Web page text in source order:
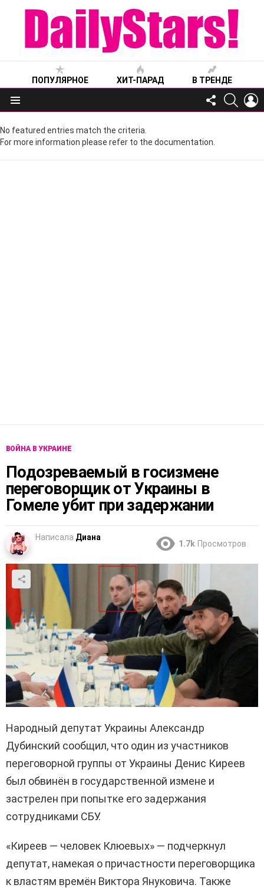
ПОПУЛЯРНОЕ ХИТ-ПАРАД В ТРЕНДЕ
Меню
FOLLOW
US
No featured entries match the criteria.
For more information please refer to the documentation.
ВОЙНА В УКРАИНЕ
Подозреваемый в госизмене
переговорщик от Украины в
Гомеле убит при задержании
Написала Диана
1.7k Просмотров
Народный депутат Украины Александр
Дубинский сообщил, что один из участников
переговорной группы от Украины Денис Киреев
был обвинён в государственной измене и
застрелен при попытке его задержания
сотрудниками СБУ.
«Киреев — человек Клюевых» — подчеркнул
депутат, намекая о причастности переговорщика
к властям времён Виктора Януковича. Также